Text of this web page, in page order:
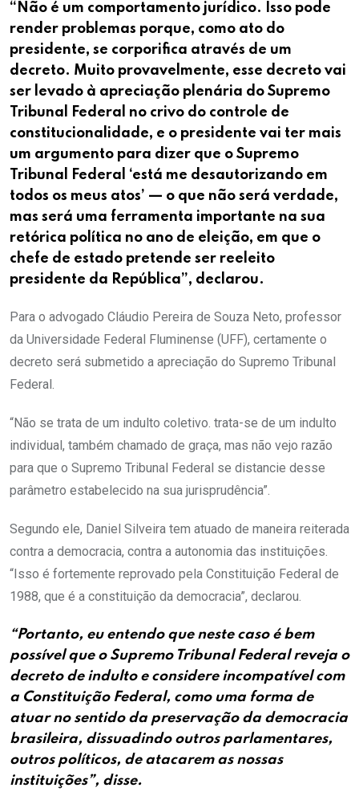
“Não é um comportamento jurídico. Isso pode
render problemas porque, como ato do
presidente, se corporifica através de um
decreto. Muito provavelmente, esse decreto vai
ser levado à apreciação plenária do Supremo
Tribunal Federal no crivo do controle de
constitucionalidade, e o presidente vai ter mais
um argumento para dizer que o Supremo
Tribunal Federal ‘está me desautorizando em
todos os meus atos’ — o que não será verdade,
mas será uma ferramenta importante na sua
retórica política no ano de eleição, em que o
chefe de estado pretende ser reeleito
presidente da República”, declarou.
Para o advogado Cláudio Pereira de Souza Neto, professor
da Universidade Federal Fluminense (UFF), certamente o
decreto será submetido a apreciação do Supremo Tribunal
Federal.
“Não se trata de um indulto coletivo. trata-se de um indulto
individual, também chamado de graça, mas não vejo razão
para que o Supremo Tribunal Federal se distancie desse
parâmetro estabelecido na sua jurisprudência”.
Segundo ele, Daniel Silveira tem atuado de maneira reiterada
contra a democracia, contra a autonomia das instituições.
“Isso é fortemente reprovado pela Constituição Federal de
1988, que é a constituição da democracia”, declarou.
“Portanto, eu entendo que neste caso é bem
possível que o Supremo Tribunal Federal reveja o
decreto de indulto e considere incompatível com
a Constituição Federal, como uma forma de
atuar no sentido da preservação da democracia
brasileira, dissuadindo outros parlamentares,
outros políticos, de atacarem as nossas
instituições”, disse.